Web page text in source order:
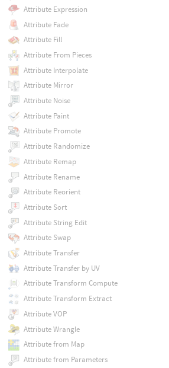
Attribute Expression
Attribute Fade
Attribute Fill
Attribute From Pieces
Attribute Interpolate
Attribute Mirror
Attribute Noise
Attribute Paint
Attribute Promote
Attribute Randomize
Attribute Remap
Attribute Rename
Attribute Reorient
Attribute Sort
Attribute String Edit
Attribute Swap
Attribute Transfer
Attribute Transfer by UV
Attribute Transform Compute
Attribute Transform Extract
Attribute VOP
Attribute Wrangle
Attribute from Map
Attribute from Parameters